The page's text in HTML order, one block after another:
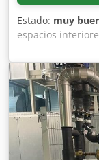
Estado: muy
espacios
sistema de
calidad, de
Huber & Ranner.
recirculación
en excelentes
profesional. El
(filtración,
ideal para